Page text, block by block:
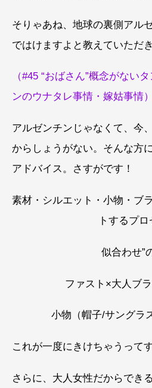
そりゃあね、地球の裏側アル
ではけますよと教えていただ
（#45 “おばさん”概念がない
ンのウナタレ事情・嫁姑事情）
アルゼンチンじゃなくて、今
からしょうがない。そんな方
アドバイス。さすがです！
素材・シルエット・小物・ブ
トするプロ
似合わせ”
ファスト×大人ブ
小物（帽子/サングラ
これが一度にきけちゃうって
さらに、大人女性だからでき